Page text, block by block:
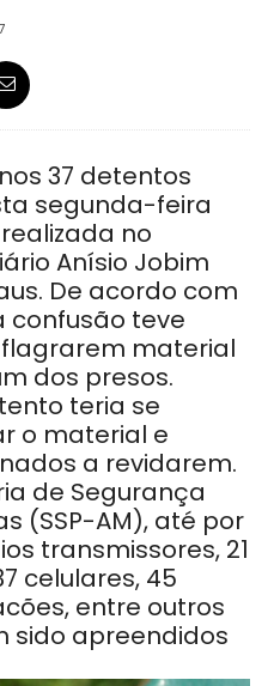
37 detentos
segunda-feira
no
Anísio Jobim
De acordo com
confusão teve
material
dos presos.
teria se
o material e
a revidarem.
de Segurança
(SSP-AM), até por
transmissores, 21
celulares, 45
entre outros
sido apreendidos